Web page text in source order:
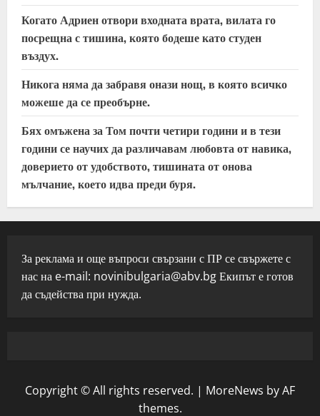
Когато Адриен отвори входната врата, вилата го
посрещна с тишина, която бодеше като студен
въздух.
Никога няма да забравя онази нощ, в която всичко
можеше да се преобърне.
Бях омъжена за Том почти четири години и в тези
години се научих да различавам любовта от навика,
доверието от удобството, тишината от онова
мълчание, което идва преди буря.
За реклама и още въпроси свързани с ПР се свържете с
нас на e-mail: novinibulgaria@abv.bgЕкипът е готов
да съдейства при нужда.
Copyright © All rights reserved. | MoreNews by AF
themes.